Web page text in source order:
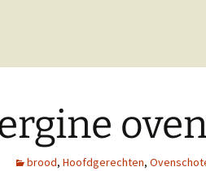
brood, Hoofdgerechten,